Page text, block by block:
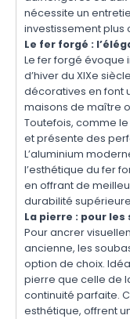
nécessite un
investissement plus
Le fer forgé :
Le fer forgé évoque
d’hiver du XIXe
décoratives en font
maisons de maître
Toutefois, comme
et présente des
L’aluminium
l’esthétique du fer
en offrant de
durabilité
La pierre : pour
Pour ancrer
ancienne, les
option de choix.
pierre que celle de
continuité parfaite.
esthétique, offrent